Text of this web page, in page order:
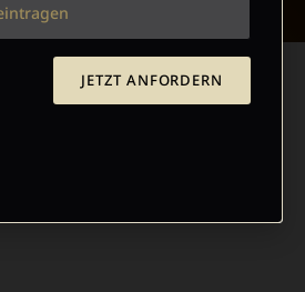
JETZT ANFORDERN